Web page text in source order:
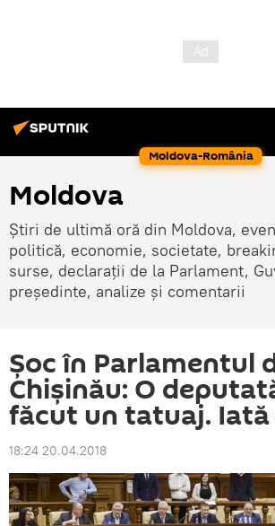
Moldova-România
Moldova
Știri de ultimă oră din Moldova,
politică, economie, societate,
surse, declarații de la Parlament,
președinte, analize și comentarii
Șoc în Parlamentul
Chișinău: O
făcut un tatuaj.
18:24 20.04.2018